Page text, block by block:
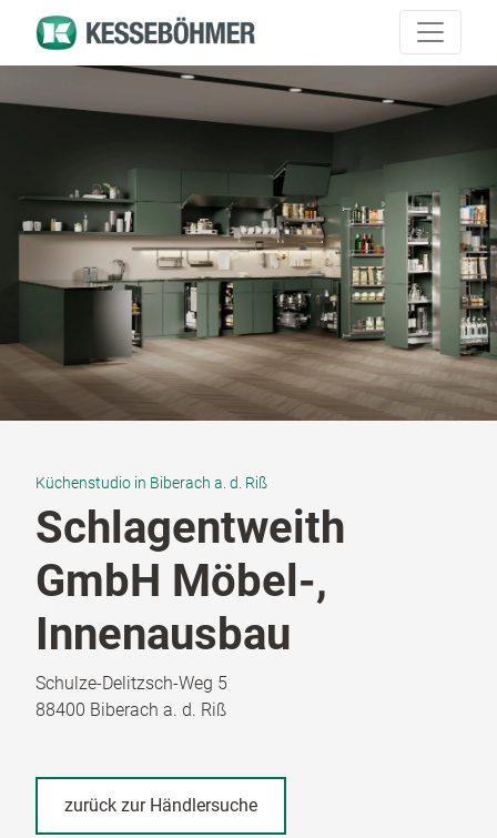
Küchenstudio in Biberach a. d. Riß
Schlagentweith
GmbH Möbel-,
Innenausbau
Schulze-Delitzsch-Weg 5
88400 Biberach a. d. Riß
zurück zur Händlersuche